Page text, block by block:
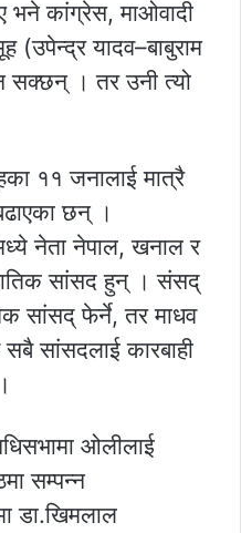
भने कांग्रेस, माओवादी
(उपेन्द्र यादव–बाबुराम
सक्छन् । तर उनी त्यो
११ जनालाई मात्रै
छन् ।
नेता नेपाल, खनाल र
सांसद हुन् । संसद्
सांसद् फेर्ने, तर माधव
सांसदलाई कारबाही
ओलीलाई
सम्पन्न
डा.खिमलाल